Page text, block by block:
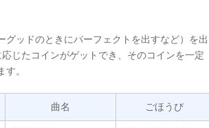
ッドのときにパーフェクトを出すなど）を出
じたコインがゲットでき、そのコインを一定
。
曲名 ごほうび